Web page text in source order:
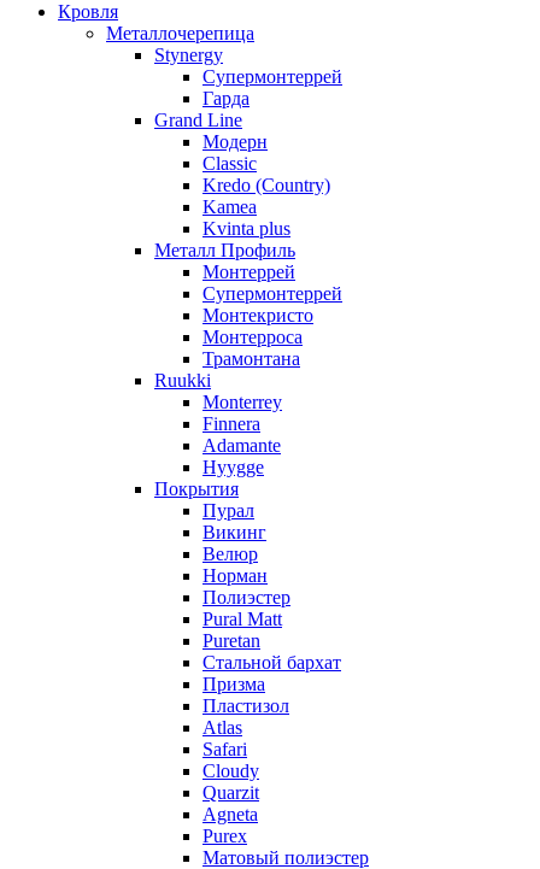
Кровля
Металлочерепица
Stynergy
Супермонтеррей
Гарда
Grand Line
Модерн
Classic
Kredo (Country)
Kamea
Kvinta plus
Металл Профиль
Монтеррей
Супермонтеррей
Монтекристо
Монтерроса
Трамонтана
Ruukki
Monterrey
Finnera
Adamante
Hyygge
Покрытия
Пурал
Викинг
Велюр
Норман
Полиэстер
Pural Matt
Puretan
Стальной бархат
Призма
Пластизол
Atlas
Safari
Cloudy
Quarzit
Agneta
Purex
Матовый полиэстер